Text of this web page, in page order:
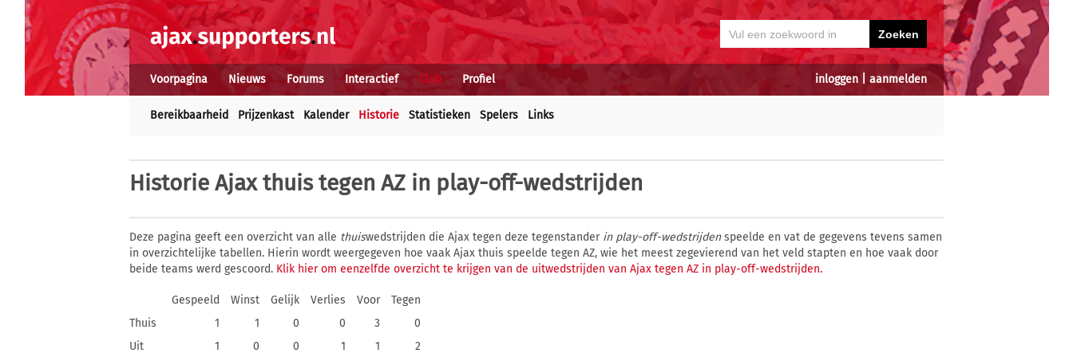
inloggen aanmelden
Voorpagina Nieuws Forums Interactief Club Profiel
Bereikbaarheid Prijzenkast Kalender Historie Statistieken Spelers Links
Historie Ajax thuis tegen AZ in play-off-wedstrijden
Deze pagina geeft een overzicht van alle thuiswedstrijden die Ajax tegen deze tegenstander in play-off-wedstrijdenspeelde en vat de gegevens tevens samen
in overzichtelijke tabellen. Hierin wordt weergegeven hoe vaak Ajax thuis speelde tegen AZ, wie het meest zegevierend van het veld stapten en hoe vaak door
beide teams werd gescoord. Klik hier om eenzelfde overzicht te krijgen van de uitwedstrijden van Ajax tegen AZ in play-off-wedstrijden.
Gespeeld Winst Gelijk Verlies Voor
Tegen
Thuis
1 1 0 0 3
0
Uit
1 0 0 1 1
2